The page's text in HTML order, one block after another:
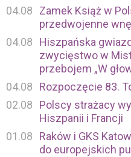
04.08
Zamek Książ w
przedwojenne
04.08
Hiszpańska
zwycięstwo w
przebojem „W
04.08
Rozpoczęcie 83.
02.08
Polscy strażacy
Hiszpanii i Francji
01.08
Raków i GKS
do europejskich